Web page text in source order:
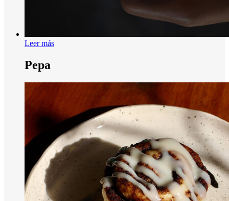
Leer más
Pepa